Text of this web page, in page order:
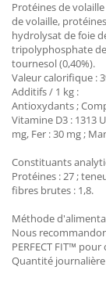
Protéines de
de volaille,
hydrolysat de foie
tripolyphosphate
tournesol (0,40%).
Valeur calorifique :
Additifs / 1 kg :
Antioxydants ;
Vitamine D3 : 1313
mg, Fer : 30 mg ;
Constituants
Protéines : 27 ;
fibres brutes : 1,8.
Méthode
Nous
PERFECT FIT™
Quantité